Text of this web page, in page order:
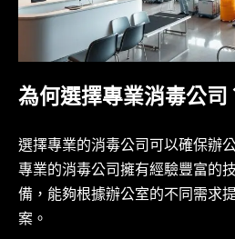
為何選擇專業消毒公司
選擇專業的消毒公司可以確保辦
專業的消毒公司擁有經驗豐富的
備，能夠根據辦公室的不同需求
案。